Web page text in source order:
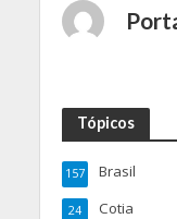
Tópicos
Brasil
157
Cotia
24